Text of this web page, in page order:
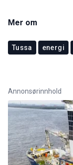
Mer om
Tussa energi
Annonsørinnhold